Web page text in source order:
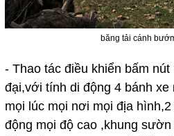
băng tải cánh
- Thao tác điều khiển bấm
đại,với tính di động 4 bánh xe
mọi lúc mọi nơi mọi địa
động mọi độ cao ,khung